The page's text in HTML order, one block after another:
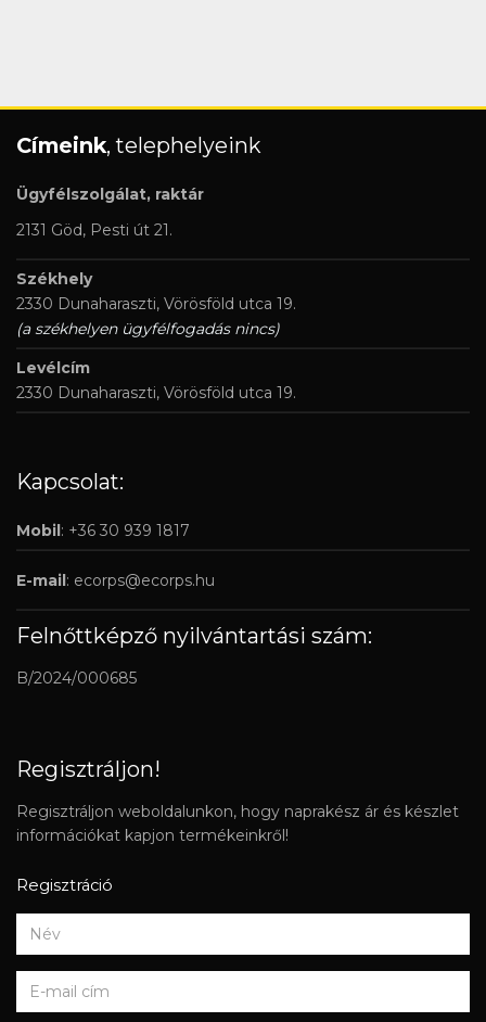
Címeink, telephelyeink
Ügyfélszolgálat, raktár
2131 Göd, Pesti út 21.
Székhely
2330 Dunaharaszti, Vörösföld utca 19.
(a székhelyen ügyfélfogadás nincs)
Levélcím
2330 Dunaharaszti, Vörösföld utca 19.
Kapcsolat:
Mobil: +36 30 939 1817
E-mail: ecorps@ecorps.hu
Felnőttképző nyilvántartási szám:
B/2024/000685
Regisztráljon!
Regisztráljon weboldalunkon, hogy naprakész ár és készlet
információkat kapjon termékeinkről!
Regisztráció